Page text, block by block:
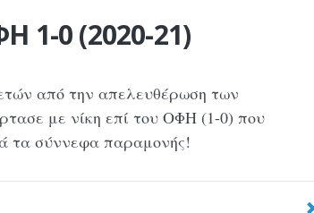
1-0 (2020-21)
από την απελευθέρωση των
με νίκη επί του ΟΦΗ (1-0) που
τα σύννεφα παραμονής!